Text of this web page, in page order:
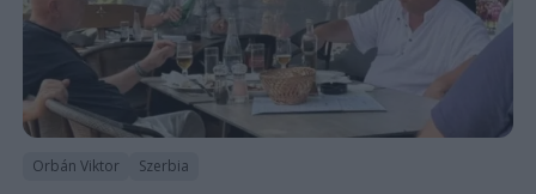
Orbán Viktor Szerbia